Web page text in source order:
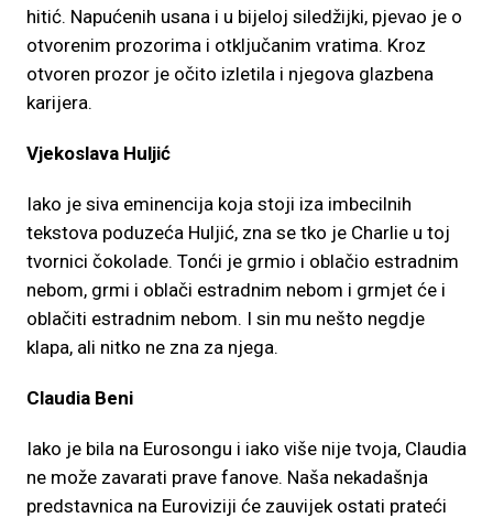
hitić. Napućenih usana i u bijeloj siledžijki, pjevao je o
otvorenim prozorima i otključanim vratima. Kroz
otvoren prozor je očito izletila i njegova glazbena
karijera.
Vjekoslava Huljić
Iako je siva eminencija koja stoji iza imbecilnih
tekstova poduzeća Huljić, zna se tko je Charlie u toj
tvornici čokolade. Tonći je grmio i oblačio estradnim
nebom, grmi i oblači estradnim nebom i grmjet će i
oblačiti estradnim nebom. I sin mu nešto negdje
klapa, ali nitko ne zna za njega.
Claudia Beni
Iako je bila na Eurosongu i iako više nije tvoja, Claudia
ne može zavarati prave fanove. Naša nekadašnja
predstavnica na Euroviziji će zauvijek ostati prateći